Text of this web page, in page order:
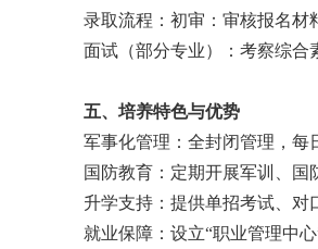
录取流程：初审：审核报名材
面试（部分专业）：考察综合
五、培养特色与优势
军事化管理：全封闭管理，每
国防教育：定期开展军训、国
升学支持：提供单招考试、对
就业保障：设立“职业管理中